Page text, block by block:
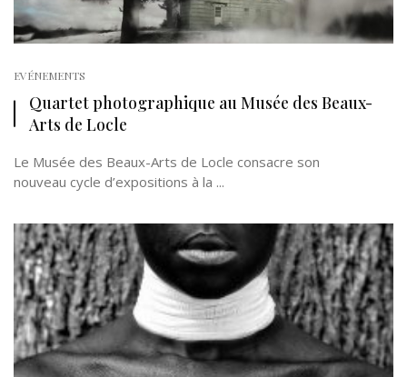
EVÉNEMENTS
Quartet photographique au Musée des Beaux-
Arts de Locle
Le Musée des Beaux-Arts de Locle consacre son
nouveau cycle d’expositions à la ...